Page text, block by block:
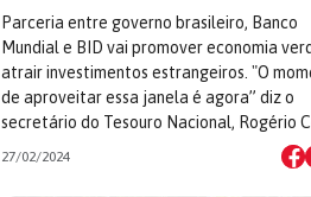
Parceria entre governo brasileiro, Banco
Mundial e BID vai promover economia
atrair investimentos estrangeiros. "O
de aproveitar essa janela é agora” diz o
secretário do Tesouro Nacional, Rogério
27/02/2024